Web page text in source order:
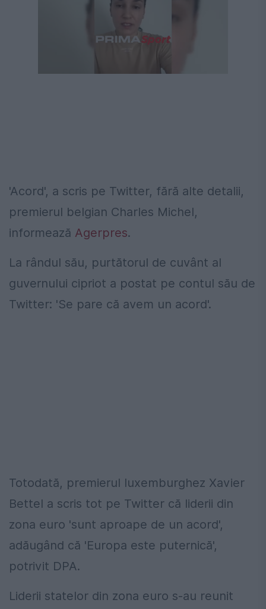
'Acord', a scris pe Twitter, fără alte detalii,
premierul belgian Charles Michel,
informează Agerpres.
La rândul său, purtătorul de cuvânt al
guvernului cipriot a postat pe contul său de
Twitter: 'Se pare că avem un acord'.
Totodată, premierul luxemburghez Xavier
Bettel a scris tot pe Twitter că liderii din
zona euro 'sunt aproape de un acord',
adăugând că 'Europa este puternică',
potrivit DPA.
Liderii statelor din zona euro s-au reunit